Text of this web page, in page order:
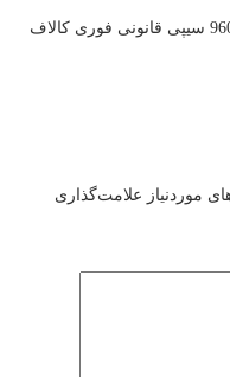
اولین کسی باشید که دیدگاهی می نویسد “960 سیپی قانونی فوری کالاف
موردنیاز علامت‌گذاری